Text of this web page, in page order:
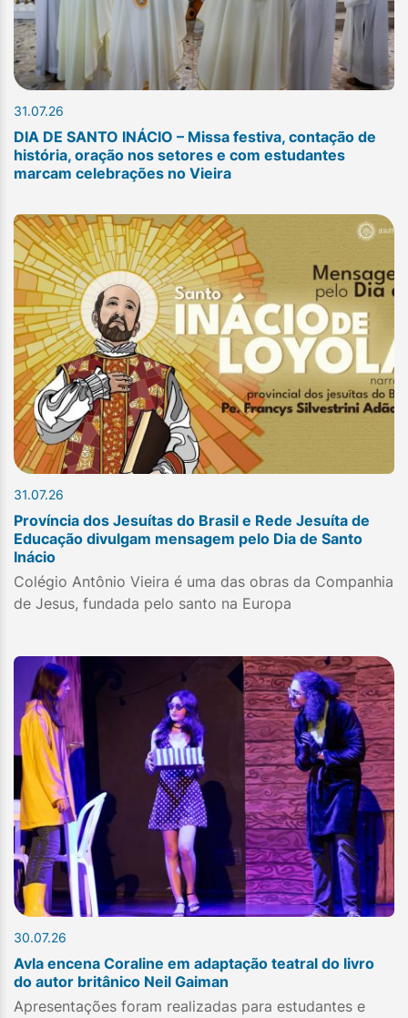
31.07.26
DIA DE SANTO INÁCIO – Missa festiva, contação de
história, oração nos setores e com estudantes
marcam celebrações no Vieira
31.07.26
Província dos Jesuítas do Brasil e Rede Jesuíta de
Educação divulgam mensagem pelo Dia de Santo
Inácio
Colégio Antônio Vieira é uma das obras da Companhia
de Jesus, fundada pelo santo na Europa
30.07.26
Avla encena Coraline em adaptação teatral do livro
do autor britânico Neil Gaiman
Apresentações foram realizadas para estudantes e